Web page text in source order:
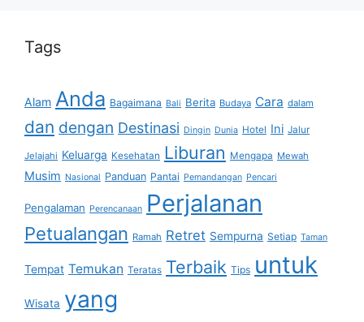
Tags
Alam Anda Bagaimana Bali Berita Budaya Cara dalam
dan dengan Destinasi Dingin Dunia Hotel Ini Jalur
Jelajahi Keluarga Kesehatan Liburan Mengapa Mewah
Musim Nasional Panduan Pantai Pemandangan Pencari
Pengalaman Perencanaan Perjalanan
Petualangan Ramah Retret Sempurna Setiap Taman
Tempat Temukan Teratas Terbaik Tips untuk
Wisata yang